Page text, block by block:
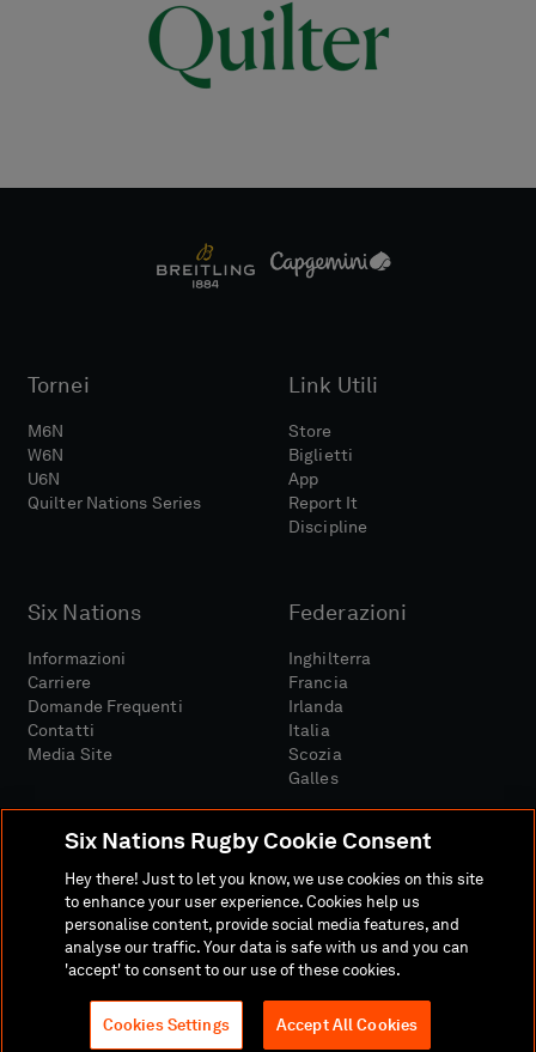
Tornei
M6N
W6N
U6N
Quilter Nations Series
Link Utili
Store
Biglietti
App
Report It
Discipline
Six Nations
Informazioni
Carriere
Domande Frequenti
Contatti
Media Site
Federazioni
Inghilterra
Francia
Irlanda
Italia
Scozia
Galles
Sito MediaTermini E Condizioni
Politica Sulla RiservatezzaInformativa Sui Cookie
Politica Sociale E Digitale
Six Nations Rugby Cookie Consent
Hey there! Just to let you know, we use cookies on this site
to enhance your user experience. Cookies help us
personalise content, provide social media features, and
analyse our traffic. Your data is safe with us and you can
'accept' to consent to our use of these cookies.
Cookies Settings Accept All Cookies